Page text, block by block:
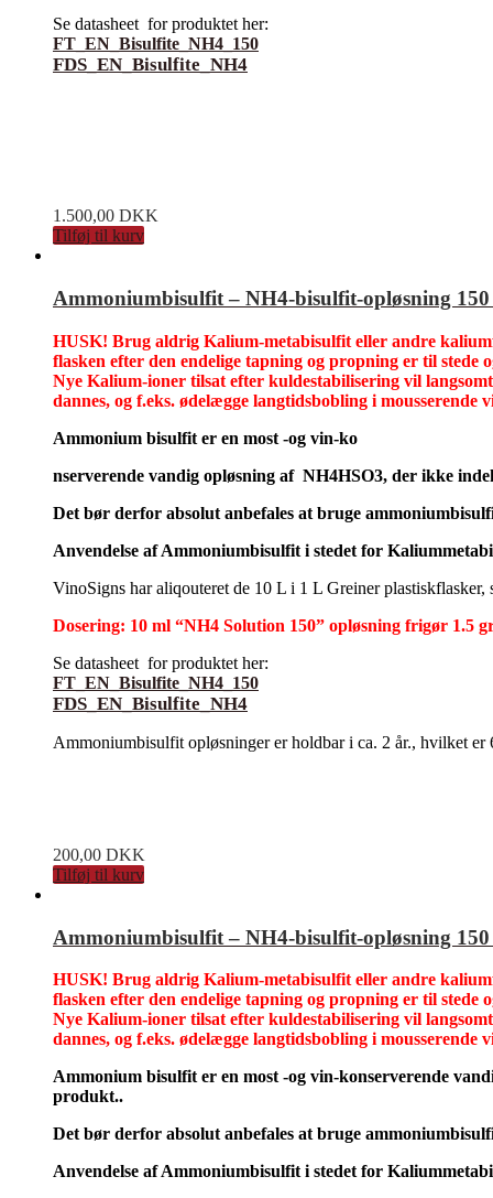
Se datasheet for produktet her:
FT_EN_Bisulfite_NH4_150
FDS_EN_Bisulfite_NH4
1.500,00 DKK
Tilføj til kurv
Ammoniumbisulfit – NH4-bisulfit-opløsning
HUSK! Brug aldrig Kalium-metabisulfit eller andre
flasken efter den endelige tapning og propning er til stede
Nye Kalium-ioner tilsat efter kuldestabilisering vil
dannes, og f.eks. ødelægge langtidsbobling i
Ammonium bisulfit er en most -og vin-ko
nserverende vandig opløsning af NH4HSO3, der ikke
Det bør derfor absolut anbefales at bruge
Anvendelse af Ammoniumbisulfit i stedet for
VinoSigns har aliqouteret de 10 L i 1 L Greiner
Dosering: 10 ml “NH4 Solution 150” opløsning frigør 1.5
Se datasheet for produktet her:
FT_EN_Bisulfite_NH4_150
FDS_EN_Bisulfite_NH4
Ammoniumbisulfit opløsninger er holdbar i ca. 2 år., hvilket
200,00 DKK
Tilføj til kurv
Ammoniumbisulfit – NH4-bisulfit-opløsning
HUSK! Brug aldrig Kalium-metabisulfit eller andre
flasken efter den endelige tapning og propning er til stede
Nye Kalium-ioner tilsat efter kuldestabilisering vil
dannes, og f.eks. ødelægge langtidsbobling i
Ammonium bisulfit er en most -og vin-konserverende
produkt..
Det bør derfor absolut anbefales at bruge
Anvendelse af Ammoniumbisulfit i stedet for